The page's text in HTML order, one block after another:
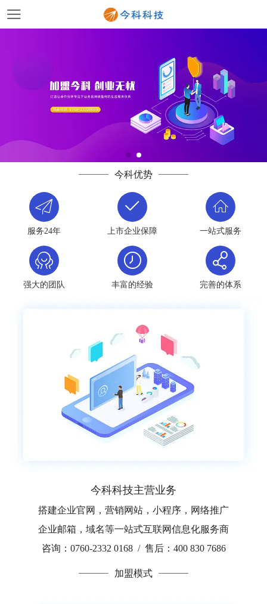
今科优势
服务24年 上市企业保障 一站式服务
强大的团队 丰富的经验 完善的体系
今科科技主营业务
搭建企业官网，营销网站，小程序，网络推广
企业邮箱，域名等一站式互联网信息化服务商
咨询：0760-2332 0168 / 售后：400 830 7686
加盟模式